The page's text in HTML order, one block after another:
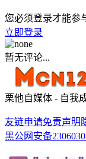
您必须登录才能参
立即登录
暂无评论...
栗他自媒体 - 自我
友链申请免责声明
黑公网安备